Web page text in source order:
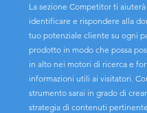
La sezione Competitor ti aiuterà
identificare e rispondere alla
tuo potenziale cliente su ogni
prodotto in modo che possa
in alto nei motori di ricerca e
informazioni utili ai visitatori.
strumento sarai in grado di
strategia di contenuti